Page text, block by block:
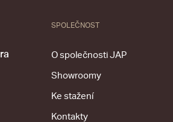
SPOLEČNOST
O společnosti JAP
Showroomy
Ke stažení
Kontakty